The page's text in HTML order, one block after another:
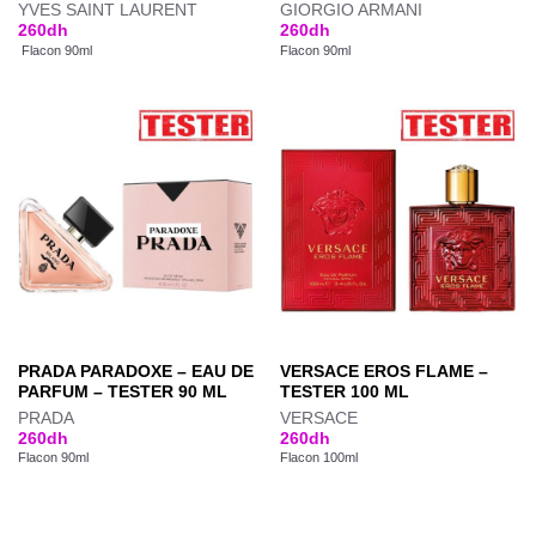
YVES SAINT LAURENT
260dh
Flacon 90ml
GIORGIO ARMANI
260dh
Flacon 90ml
PRADA PARADOXE – EAU DE
PARFUM – TESTER 90 ML
PRADA
260dh
Flacon 90ml
VERSACE EROS FLAME –
TESTER 100 ML
VERSACE
260dh
Flacon 100ml